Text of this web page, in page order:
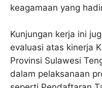
keagamaan yang
Kunjungan kerja ini
evaluasi atas kinerja
Provinsi Sulawesi
dalam pelaksanaan